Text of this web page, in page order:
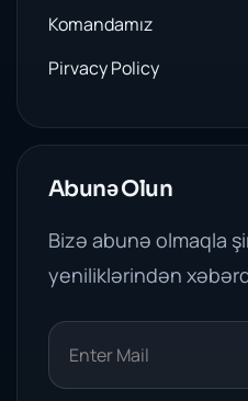
Komandamız
Pirvacy Policy
Abunə Olun
Bizə abunə olmaqla
yeniliklərindən